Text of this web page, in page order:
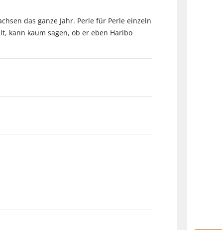
das ganze Jahr. Perle für Perle einzeln
kann kaum sagen, ob er eben Haribo